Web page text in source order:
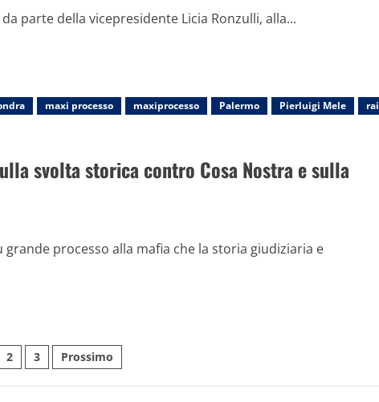
parte della vicepresidente Licia Ronzulli, alla...
maxi processo maxiprocesso Palermo Pierluigi Mele
rai
svolta storica contro Cosa Nostra e sulla
processo alla mafia che la storia giudiziaria e
2 3 Prossimo